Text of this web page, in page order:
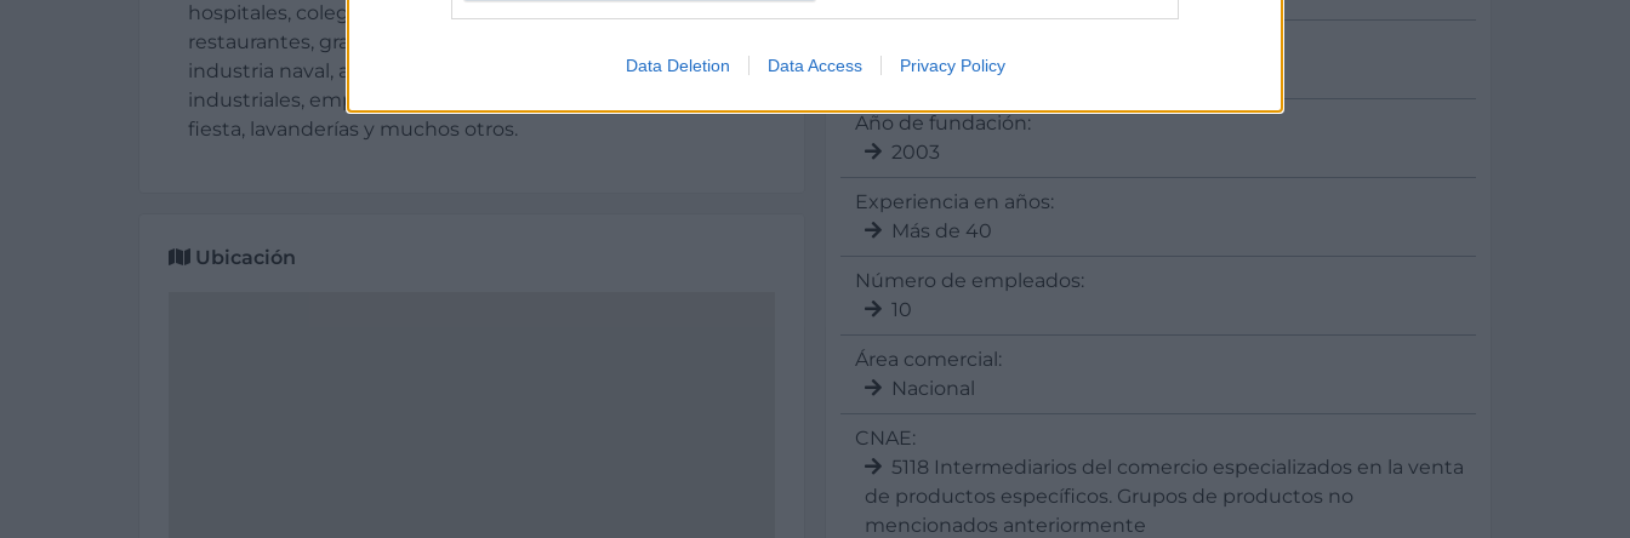
Data Deletion Data Access Privacy Policy
hospitales, colegios de enseñanza y universidades, hoteles,
restaurantes, grandes superficies, centros comerciales,
industria naval, astilleros, industria alimentaria, cocinas
industriales, empresas de cátering, gimnasios, salas de
fiesta, lavanderías y muchos otros.
Ubicación
B63011605
Año de fundación:
2003
Experiencia en años:
Más de 40
Número de empleados:
10
Área comercial:
Nacional
CNAE:
5118 Intermediarios del comercio especializados en la venta
de productos específicos. Grupos de productos no
mencionados anteriormente